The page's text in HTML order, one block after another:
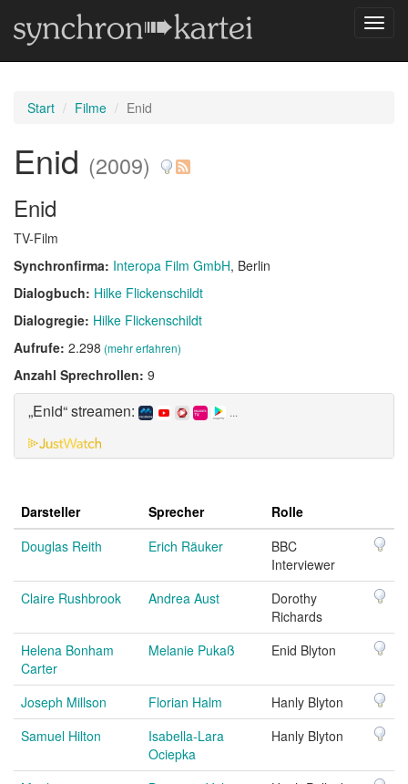
Start Filme Enid
Enid (2009)
Enid
TV-Film
Synchronfirma: Interopa Film GmbH, Berlin
Dialogbuch: Hilke Flickenschildt
Dialogregie: Hilke Flickenschildt
Aufrufe: 2.298 (mehr erfahren)
Anzahl Sprechrollen: 9
„Enid“ streamen: ...
Darsteller Sprecher
Rolle
Douglas Reith
Erich Räuker
BBC
Interviewer
Claire Rushbrook
Andrea Aust
Dorothy
Richards
Helena Bonham
Carter
Melanie Pukaß Enid Blyton
Joseph Millson Florian Halm
Hanly Blyton
Samuel Hilton
Isabella-Lara
Ociepka
Hanly Blyton